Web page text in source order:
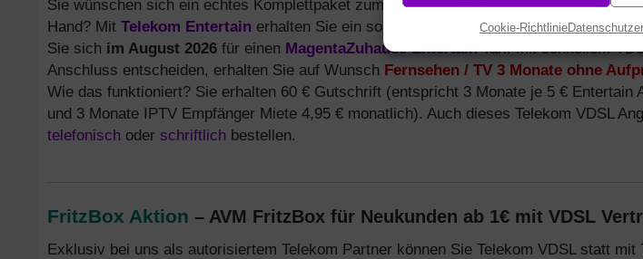
Cookie-Richtlinie
Sie wünschen sich ein echtes Komplettpaket zum Surfen, Telefonieren und Fernsehen
Hand? Mit Telekom Entertain erhalten Sie ein solches 3play Paket zum günstigen
Sie sich im August 2026 für einen MagentaZuhause EntertainTarif mit schnellem
Anschluss entscheiden, erhalten Sie auf Wunsch Fernsehen / TV 3 Monate ohne
Wie das funktioniert? Sie erhalten 60 € Gutschrift (entspricht 3 Monate je 5 € Entertain
und 3 Monate IPTV Empfänger Miete 4,95 € monatlich). Auch dieses Telekom VDSL
telefonisch oder schriftlich bestellen.
FritzBox Aktion – AVM FritzBox für Neukunden ab 1€ mit VDSL
Exklusiv bei uns als autorisiertem Telekom Partner können Sie Telekom VDSL statt mit